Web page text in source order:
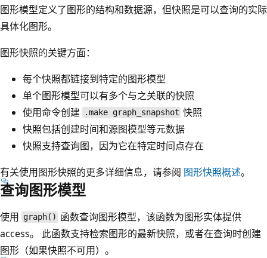
图形模型定义了图形的结构和数据源，但快照是可以查询的实际
具体化图形。
图形快照的关键方面：
每个快照都链接到特定的图形模型
单个图形模型可以有多个与之关联的快照
使用命令创建
.make graph_snapshot 快照
快照包括创建时间和源图模型等元数据
快照支持查询图，因为它在特定时间点存在
有关使用图形快照的更多详细信息，请参阅 图形快照概述。
查询图形模型
使用 graph() 函数查询图形模型，该函数为图形实体提供
access。 此函数支持检索图形的最新快照，或者在查询时创建
图形（如果快照不可用）。